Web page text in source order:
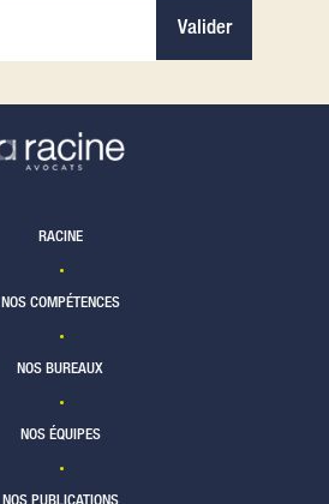
Valider
RACINE
NOS COMPÉTENCES
NOS BUREAUX
NOS ÉQUIPES
NOS PUBLICATIONS